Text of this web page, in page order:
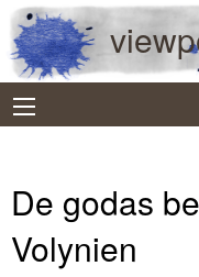
De godas
Volynien